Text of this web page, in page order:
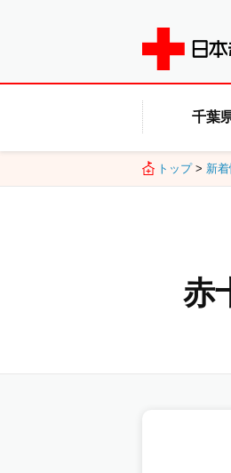
千葉
トップ> 新
赤